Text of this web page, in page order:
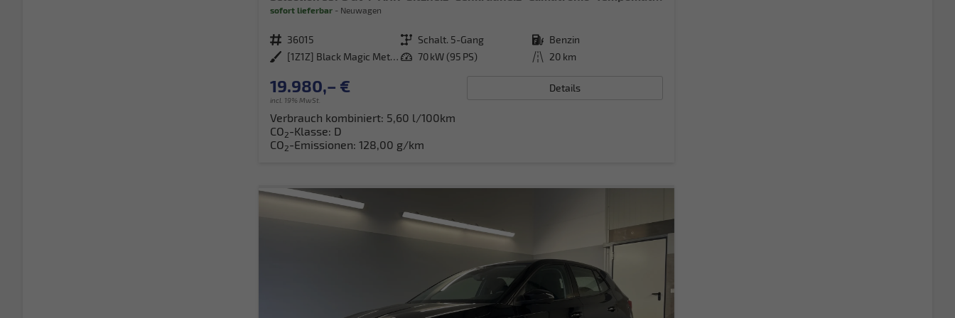
sofort lieferbar Neuwagen
Fahrzeugnr. 36015 Getriebe Schalt. 5-Gang Kraftstoff Benzin
Außenfarbe
[1Z1Z] Black Magic Metallic Leistung 70 kW (95 PS) Kilometerstand 20 km
19.980,– €
incl. 19% MwSt.
Details
Verbrauch kombiniert: 5,60 l/100km
CO2-Klasse: D
CO2-Emissionen: 128,00 g/km